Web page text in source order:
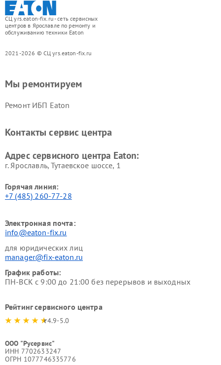
СЦ yrs.eaton-fix.ru - сеть сервисных
центров в Ярославле по ремонту и
обслуживанию техники Eaton
2021-2026 © СЦ yrs.eaton-fix.ru
Мы ремонтируем
Ремонт ИБП Eaton
Контакты сервис центра
Адрес сервисного центра Eaton:
г. Ярославль, Тутаевское шоссе, 1
Горячая линия:
+7 (485) 260-77-28
Электронная почта:
info@eaton-fix.ru
для юридических лиц
manager@fix-eaton.ru
График работы:
ПН-ВСК с 9:00 до 21:00 без перерывов и выходных
Рейтинг сервисного центра
4.9-5.0
ООО "Русервис"
ИНН 7702633247
ОГРН 1077746335776